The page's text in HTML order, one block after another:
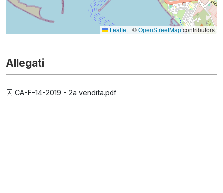
Leaflet | ©OpenStreetMapcontributors
Allegati
CA-F-14-2019 - 2a vendita.pdf